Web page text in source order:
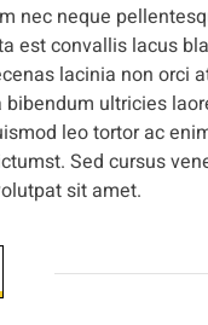
nec neque
est convallis lacus
lacinia non orci
bibendum ultricies
leo tortor ac
Sed cursus
sit amet.